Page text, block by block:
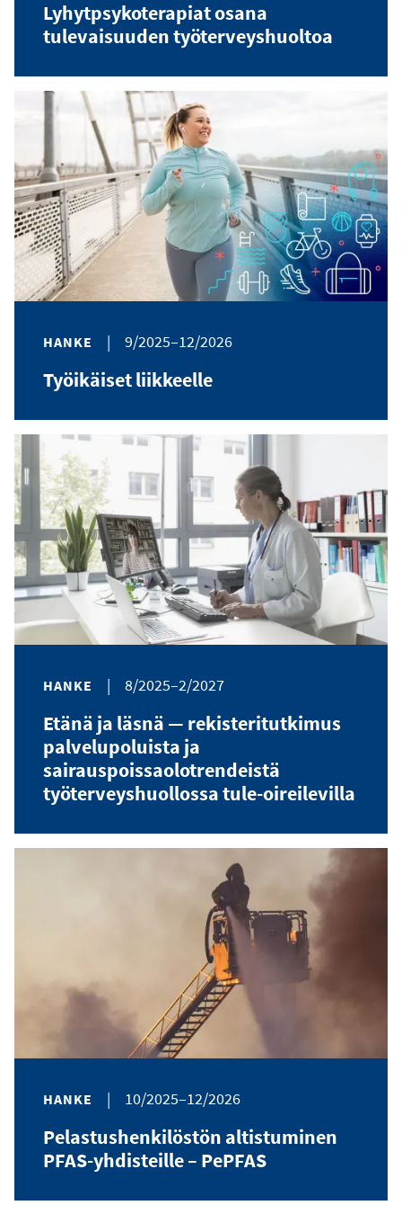
Lyhytpsykoterapiat osana
tulevaisuuden työterveyshuoltoa
HANKE | 9/2025–12/2026
Työikäiset liikkeelle
HANKE | 8/2025–2/2027
Etänä ja läsnä — rekisteritutkimus
palvelupoluista ja
sairauspoissaolotrendeistä
työterveyshuollossa tule-oireilevilla
HANKE | 10/2025–12/2026
Pelastushenkilöstön altistuminen
PFAS-yhdisteille – PePFAS